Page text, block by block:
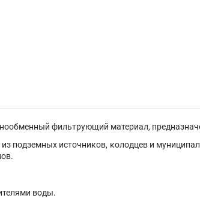
фильтрующий материал,
подземных источников, колодцев и
воды.